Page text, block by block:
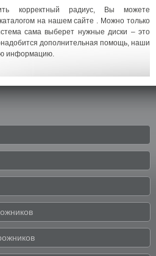
корректный радиус, Вы можете
на нашем сайте . Можно только
сама выберет нужные диски – это
дополнительная помощь, наши
информацию.